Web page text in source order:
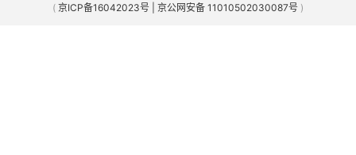
( 京ICP备16042023号 | 京公网安备 11010502030087号 )